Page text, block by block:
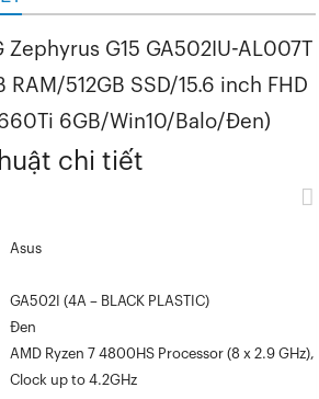
Zephyrus G15 GA502IU-AL007T
512GB SSD/15.6 inch FHD
6GB/Win10/Balo/Đen)
chi tiết
Asus
GA502I (4A – BLACK PLASTIC)
Đen
AMD Ryzen 7 4800HS Processor (8 x 2.9
Clock up to 4.2GHz